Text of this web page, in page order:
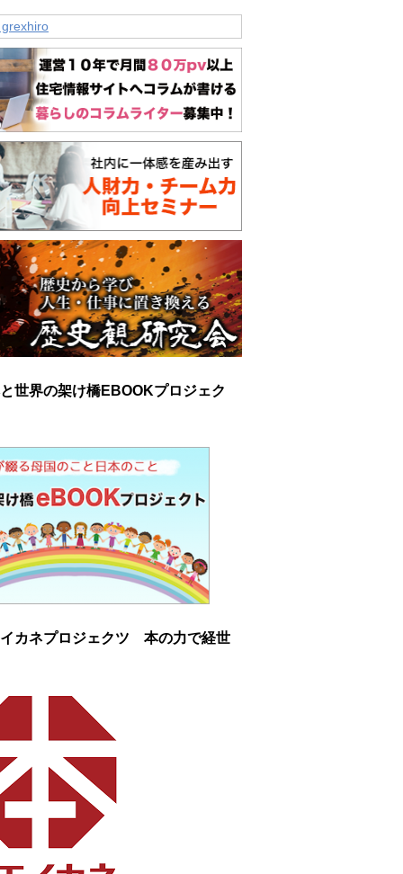
世界の架け橋EBOOKプロジェク
カネプロジェクツ 本の力で経世